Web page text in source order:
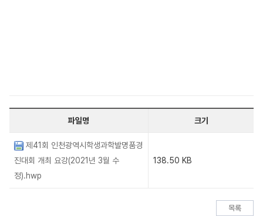
파일명 크기
제41회 인천광역시학생과학발명품경
진대회 개최 요강(2021년 3월 수
정).hwp
138.50 KB
목록